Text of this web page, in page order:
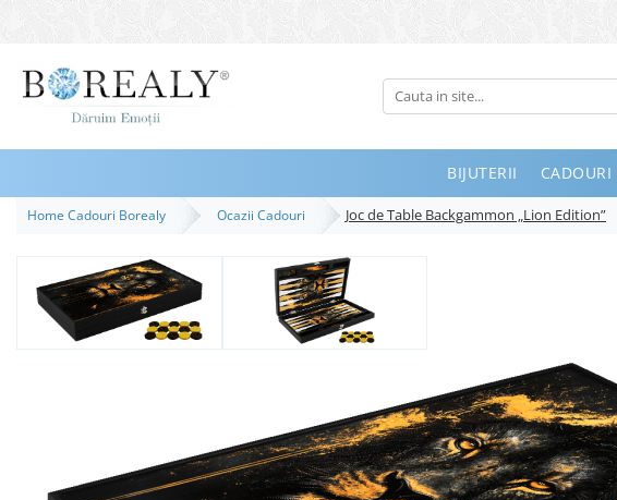
Bijuterii
Inele
Bratari
Seturi
Brose
Bijuterii Mirese
BIJUTERII CADOURI
Home Cadouri Borealy Ocazii Cadouri Joc de Table Backgammon „Lion Edition”